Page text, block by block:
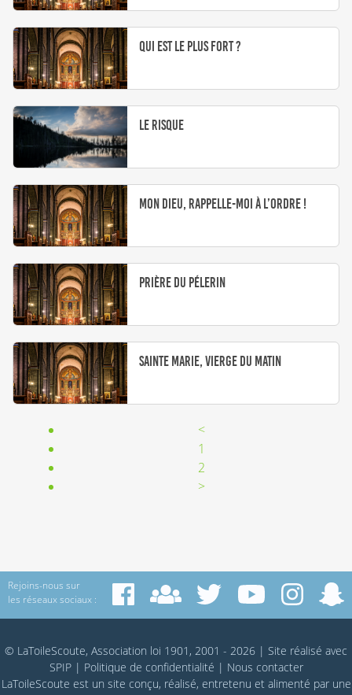
Qui est le plus fort ?
Le risque
Mon Dieu, rappelle-moi à l’ordre !
Prière du pélerin
Sainte Marie, Vierge du matin
<
1
2
>
Rejoins-nous sur
les réseaux sociaux :
© LaToileScoute, Association loi 1901, 2001 - 2026 | Site réalisé avec
SPIP| Politique de confidentialité | Nous contacter
LaToileScoute est un site conçu, réalisé, entretenu et alimenté par une